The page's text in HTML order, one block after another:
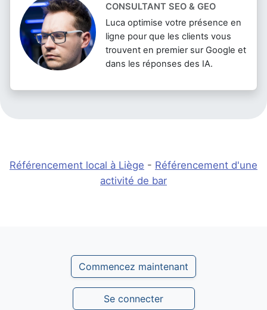
CONSULTANT SEO & GEO
Luca optimise votre présence en
ligne pour que les clients vous
trouvent en premier sur Google et
dans les réponses des IA.
Référencement local à Liège - Référencement d'une
activité de bar
Commencez maintenant
Se connecter